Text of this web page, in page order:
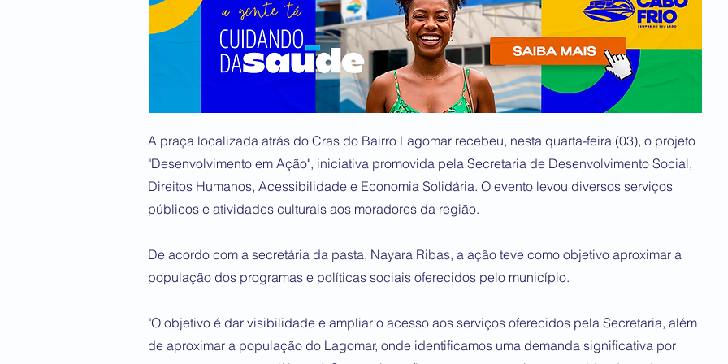
A praça localizada atrás do Cras do Bairro Lagomar recebeu, nesta quarta-feira (03), o projeto
"Desenvolvimento em Ação", iniciativa promovida pela Secretaria de Desenvolvimento Social,
Direitos Humanos, Acessibilidade e Economia Solidária. O evento levou diversos serviços
públicos e atividades culturais aos moradores da região.
De acordo com a secretária da pasta, Nayara Ribas, a ação teve como objetivo aproximar a
população dos programas e políticas sociais oferecidos pelo município.
"O objetivo é dar visibilidade e ampliar o acesso aos serviços oferecidos pela Secretaria, além
de aproximar a população do Lagomar, onde identificamos uma demanda significativa por